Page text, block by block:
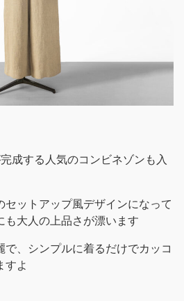
成する人気のコンビネゾンも入
セットアップ風デザインになって
も大人の上品さが漂います
で、シンプルに着るだけでカッコ
すよ